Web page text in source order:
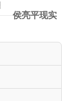
侯亮平现实